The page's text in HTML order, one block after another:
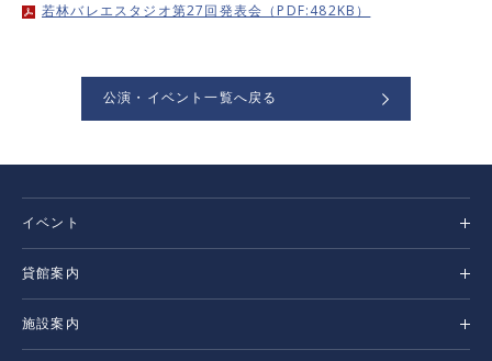
若林バレエスタジオ第27回発表会（PDF:482KB）
公演・イベント一覧へ戻る
イベント
貸館案内
施設案内